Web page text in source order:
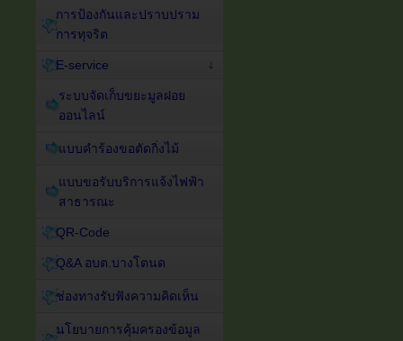
การป้องกันและปราบปราม
การทุจริต
E-service
ระบบจัดเก็บขยะมูลฝอย
ออนไลน์
แบบคำร้องขอตัดกิ่งไม้
แบบขอรับบริการแจ้งไฟฟ้า
สาธารณะ
QR-Code
Q&A อบต.บางโตนด
ช่องทางรับฟังความคิดเห็น
นโยบายการคุ้มครองข้อมูล